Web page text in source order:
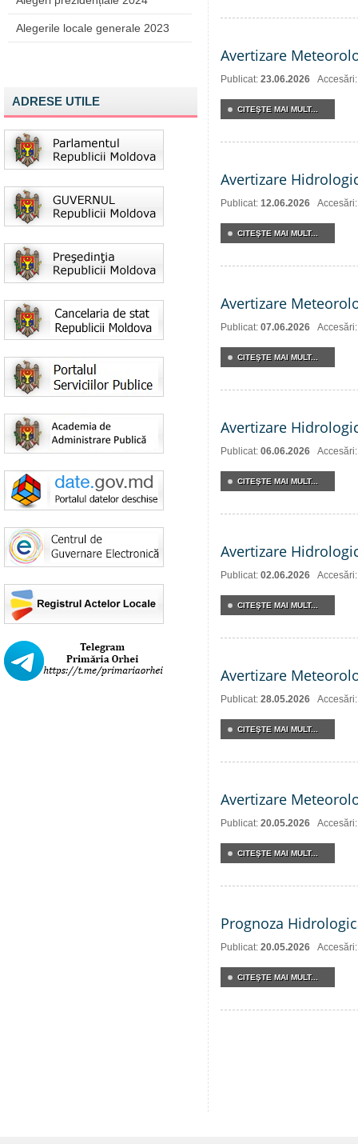
Alegerile locale generale 2023
ADRESE UTILE
Avertizare
Publicat: 23.06.2026
CITEŞTE MAI MULT...
Avertizare
Publicat: 12.06.2026
CITEŞTE MAI MULT...
Avertizare
Publicat: 07.06.2026
CITEŞTE MAI MULT...
Avertizare
Publicat: 06.06.2026
CITEŞTE MAI MULT...
Avertizare
Publicat: 02.06.2026
CITEŞTE MAI MULT...
Avertizare
Publicat: 28.05.2026
CITEŞTE MAI MULT...
Avertizare
Publicat: 20.05.2026
CITEŞTE MAI MULT...
Prognoza
Publicat: 20.05.2026
CITEŞTE MAI MULT...